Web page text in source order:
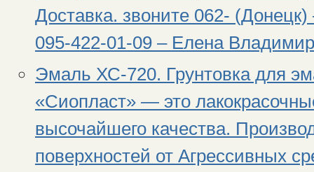
Доставка. звоните 062-
095-422-01-09 – Елена
Эмаль ХС-720. Грунтовка для
«Сиопласт» — это
высочайшего качества.
поверхностей от Агрессивных